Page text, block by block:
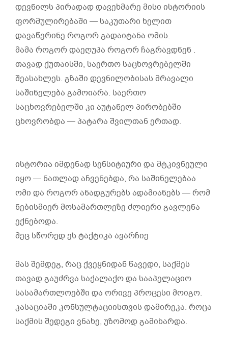
დევნილს პირადად დავეხმარე მისი ისტორიის
ფორმულირებაში — საკუთარი ხელით
დავაწერინე როგორ გადაიტანა ომის.
მამა როგორ დაეღუპა როგორ ჩაგრავდნენ .
თავად ქუთაისში, საერთო საცხოვრებელში
შეასახლეს. გზაში დევნილობისას მრავალი
საშინელება გამოიარა. საერთო
საცხოვრებელში კი აუტანელ პირობებში
ცხოვრობდა — პატარა შვილთან ერთად.
ისტორია იმდენად სენსიტიური და მტკივნეული
იყო — ნათლად აჩვენებდა, რა საშინელებაა
ომი და როგორ ანადგურებს ადამიანებს — რომ
ნებისმიერ მოსამართლეზე ძლიერი გავლენა
ექნებოდა.
მეც სწორედ ეს ტაქტიკა ავარჩიე
მას შემდეგ, რაც ქვეყნიდან წავედი, საქმეს
თავად გაუძრვა საქალაქო და სააპელაციო
სასამართლოებში და ორივე პროცესი მოიგო.
კასაციაში კონსულტაციისთვის დამირეკა. როცა
საქმის შედეგი ვნახე, უზომოდ გამიხარდა.